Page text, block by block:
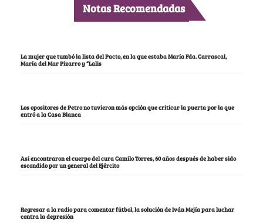
Notas Recomendadas
La mujer que tumbó la lista del Pacto, en la que estaba María Fda. Carrascal,
María del Mar Pizarro y “Lalis
Los opositores de Petro no tuvieron más opción que criticar la puerta por la que
entró a la Casa Blanca
Así encontraron el cuerpo del cura Camilo Torres, 60 años después de haber sido
escondido por un general del Ejército
Regresar a la radio para comentar fútbol, la solución de Iván Mejía para luchar
contra la depresión